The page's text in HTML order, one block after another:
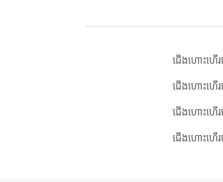
ជើងហោះហើ
ជើងហោះហើ
ជើងហោះហើ
ជើងហោះហើ